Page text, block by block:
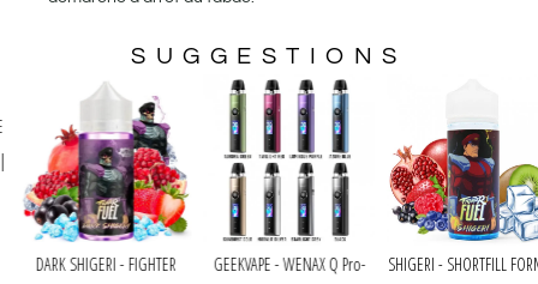
SUGGESTIONS
DARK SHIGERI - FIGHTER
CERISE PASTÈQUE FRAIS - LE
- SHORTFILL FORMAT